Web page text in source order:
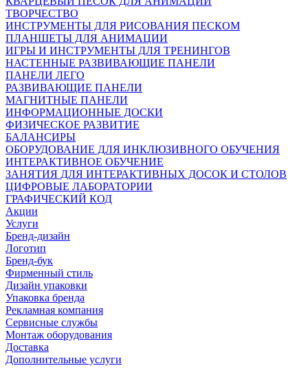
ТВОРЧЕСТВО
ИНСТРУМЕНТЫ ДЛЯ РИСОВАНИЯ ПЕСКОМ
ПЛАНШЕТЫ ДЛЯ АНИМАЦИИ
ИГРЫ И ИНСТРУМЕНТЫ ДЛЯ ТРЕНИНГОВ
НАСТЕННЫЕ РАЗВИВАЮЩИЕ ПАНЕЛИ
ПАНЕЛИ ЛЕГО
РАЗВИВАЮЩИЕ ПАНЕЛИ
МАГНИТНЫЕ ПАНЕЛИ
ИНФОРМАЦИОННЫЕ ДОСКИ
ФИЗИЧЕСКОЕ РАЗВИТИЕ
БАЛАНСИРЫ
ОБОРУДОВАНИЕ ДЛЯ ИНКЛЮЗИВНОГО ОБУЧЕНИЯ
ИНТЕРАКТИВНОЕ ОБУЧЕНИЕ
ЗАНЯТИЯ ДЛЯ ИНТЕРАКТИВНЫХ ДОСОК И СТОЛОВ
ЦИФРОВЫЕ ЛАБОРАТОРИИ
ГРАФИЧЕСКИЙ КОД
Акции
Услуги
Бренд-дизайн
Логотип
Бренд-бук
Фирменный стиль
Дизайн упаковки
Упаковка бренда
Рекламная компания
Сервисные службы
Монтаж оборудования
Доставка
Дополнительные услуги